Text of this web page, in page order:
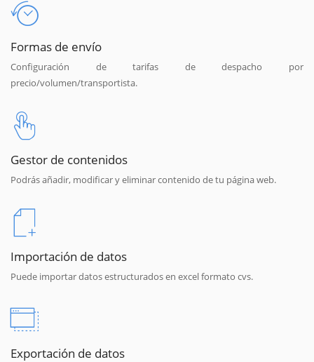
Formas de envío
Configuración de tarifas de despacho por
precio/volumen/transportista.
Gestor de contenidos
Podrás añadir, modificar y eliminar contenido de tu página web.
Importación de datos
Puede importar datos estructurados en excel formato cvs.
Exportación de datos